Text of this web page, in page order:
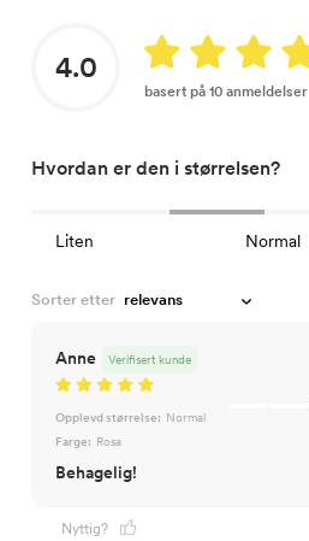
4.0
basert på 10 anmeldelser
Hvordan er den i størrelsen?
Liten Normal
Sorter etter
Anne Verifisert kunde
Opplevd størrelse: Normal
Farge: Rosa
Nyttig?